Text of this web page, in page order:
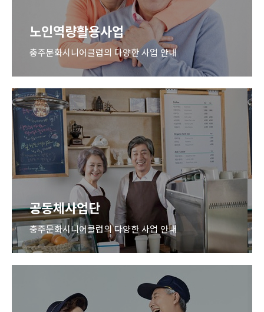
자세히보기
노인역량활용사업
충주문화시니어클럽의 다양한 사업 안내
노인역량활용사업
노인의 경력과 활동역량을 활용하여
사회적 도움이 필요한 영역
자세히보기
공동체사업단
충주문화시니어클럽의 다양한 사업 안내
공동체사업단